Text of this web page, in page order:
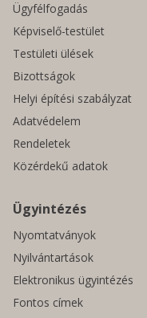
Ügyfélfogadás
Képviselő-testület
Testületi ülések
Bizottságok
Helyi építési szabályzat
Adatvédelem
Rendeletek
Közérdekű adatok
Ügyintézés
Nyomtatványok
Nyilvántartások
Elektronikus ügyintézés
Fontos címek